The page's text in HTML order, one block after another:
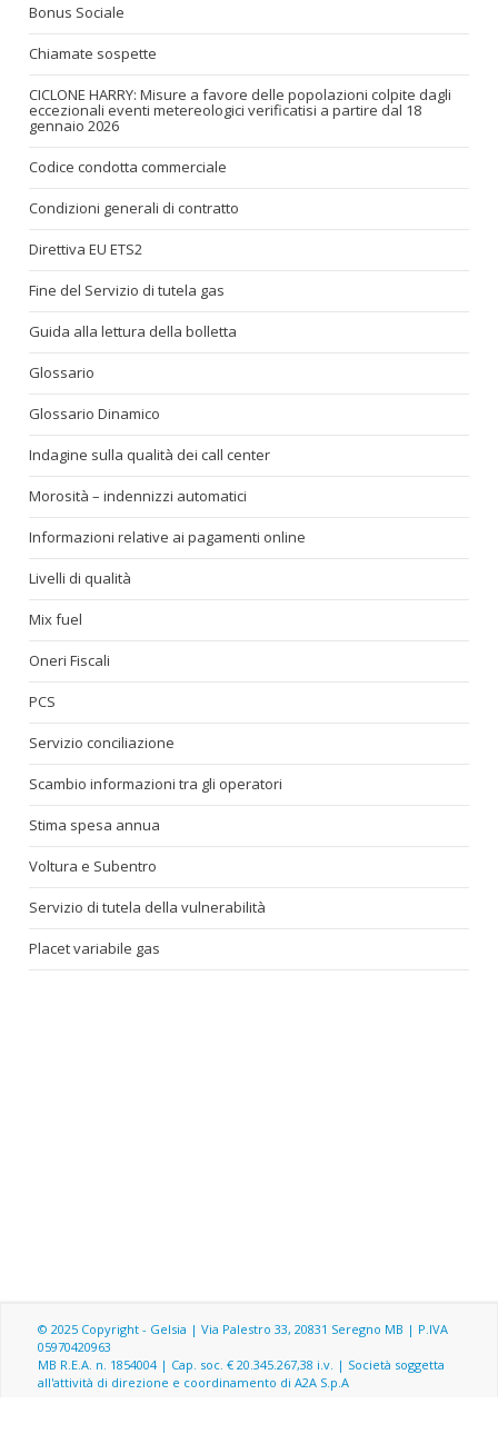
Bonus Sociale
Chiamate sospette
CICLONE HARRY: Misure a favore delle popolazioni colpite dagli
eccezionali eventi metereologici verificatisi a partire dal 18
gennaio 2026
Codice condotta commerciale
Condizioni generali di contratto
Direttiva EU ETS2
Fine del Servizio di tutela gas
Guida alla lettura della bolletta
Glossario
Glossario Dinamico
Indagine sulla qualità dei call center
Morosità – indennizzi automatici
Informazioni relative ai pagamenti online
Livelli di qualità
Mix fuel
Oneri Fiscali
PCS
Servizio conciliazione
Scambio informazioni tra gli operatori
Stima spesa annua
Voltura e Subentro
Servizio di tutela della vulnerabilità
Placet variabile gas
© 2025 Copyright - Gelsia | Via Palestro 33, 20831 Seregno MB | P.IVA
05970420963
MB R.E.A. n. 1854004 | Cap. soc. € 20.345.267,38 i.v. | Società soggetta
all'attività di direzione e coordinamento di A2A S.p.A